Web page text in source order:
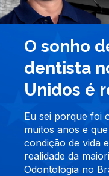
O sonho
dentista
Unidos é
Eu sei porque foi
muitos anos e
condição de vida
realidade da
Odontologia no